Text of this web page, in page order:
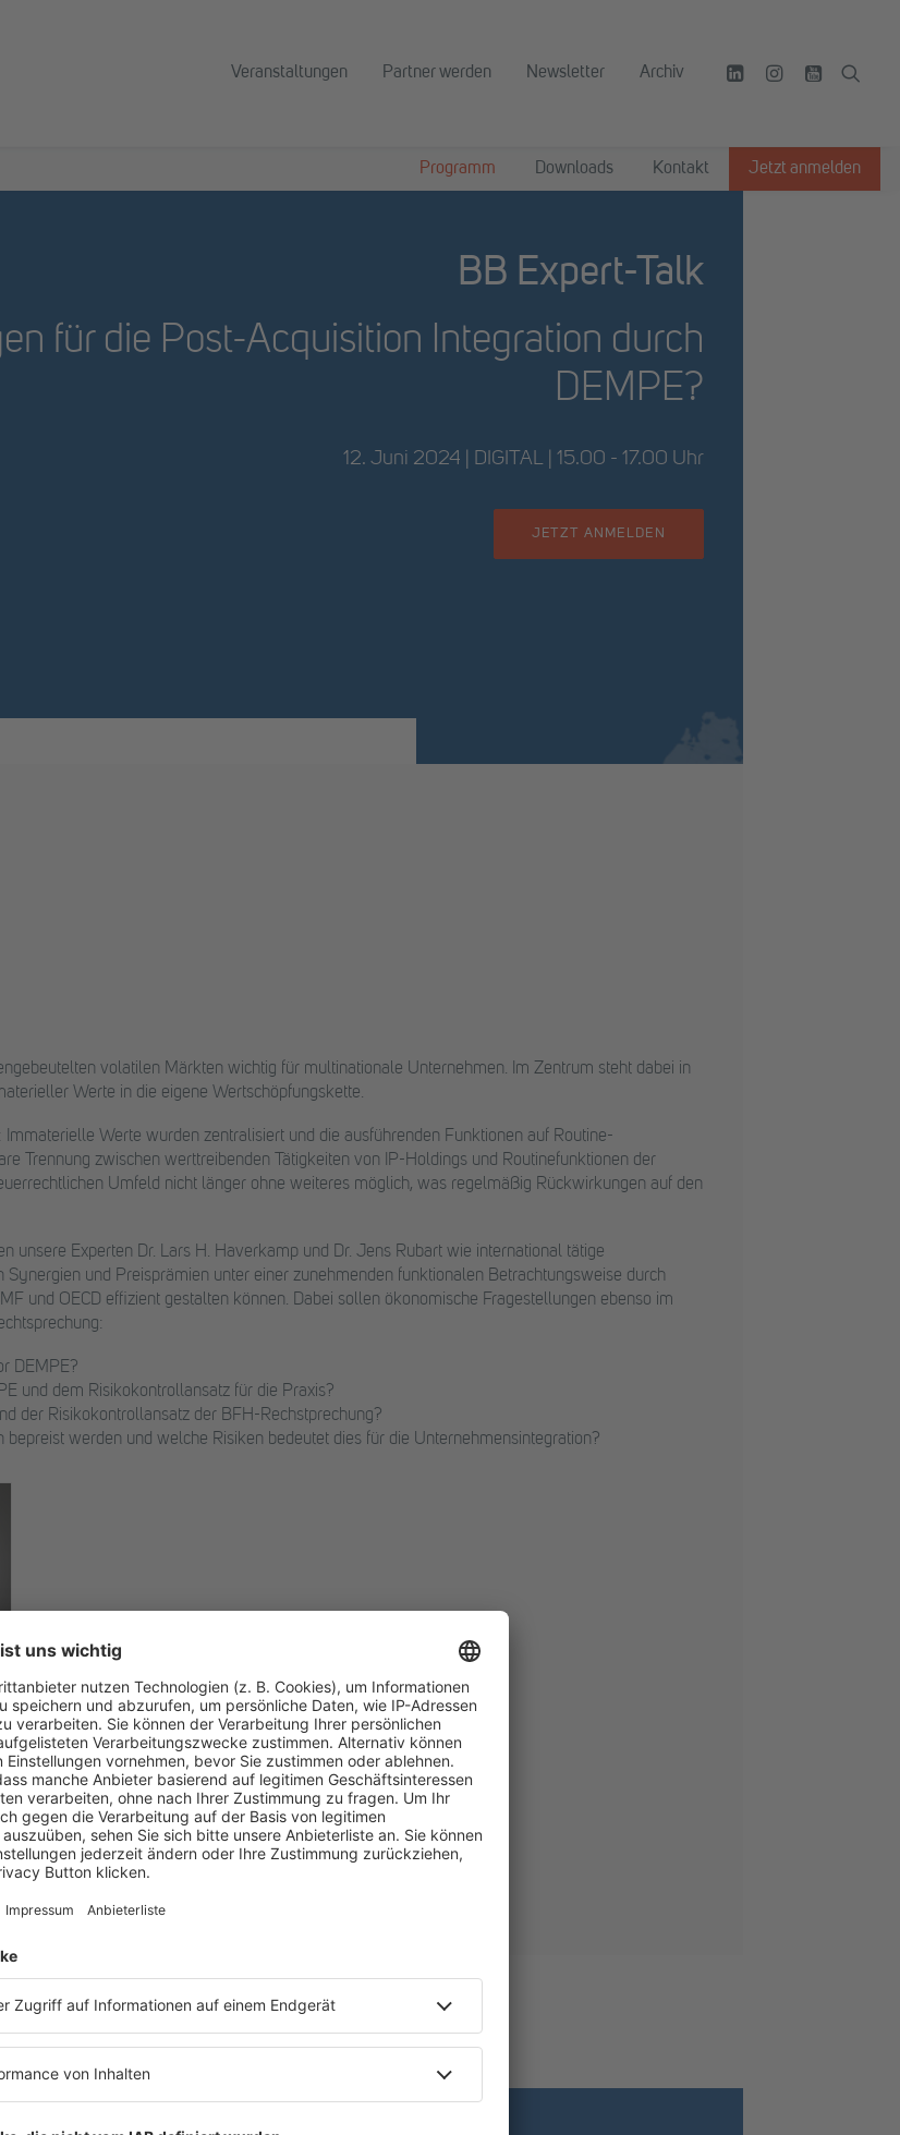
Programm Downloads Kontakt Jetzt anmelden
Veranstaltungen Partner werden Newsletter Archiv
BB Expert-Talk
für die Post-Acquisition Integration durch
DEMPE?
12. Juni 2024 | DIGITAL | 15.00 - 17.00 Uhr
JETZT ANMELDEN
volatilen Märkten wichtig für multinationale Unternehmen. Im Zentrum steht dabei in
Werte in die eigene Wertschöpfungskette.
Werte wurden zentralisiert und die ausführenden Funktionen auf Routine-
Trennung zwischen werttreibenden Tätigkeiten von IP-Holdings und Routinefunktionen der
Umfeld nicht länger ohne weiteres möglich, was regelmäßig Rückwirkungen auf den
unsere Experten Dr. Lars H. Haverkamp und Dr. Jens Rubart wie international tätige
und Preisprämien unter einer zunehmenden funktionalen Betrachtungsweise durch
und OECD effizient gestalten können. Dabei sollen ökonomische Fragestellungen ebenso im
DEMPE?
und dem Risikokontrollansatz für die Praxis?
der Risikokontrollansatz der BFH-Rechstprechung?
werden und welche Risiken bedeutet dies für die Unternehmensintegration?
nach §15 FAO über zwei Stunden.